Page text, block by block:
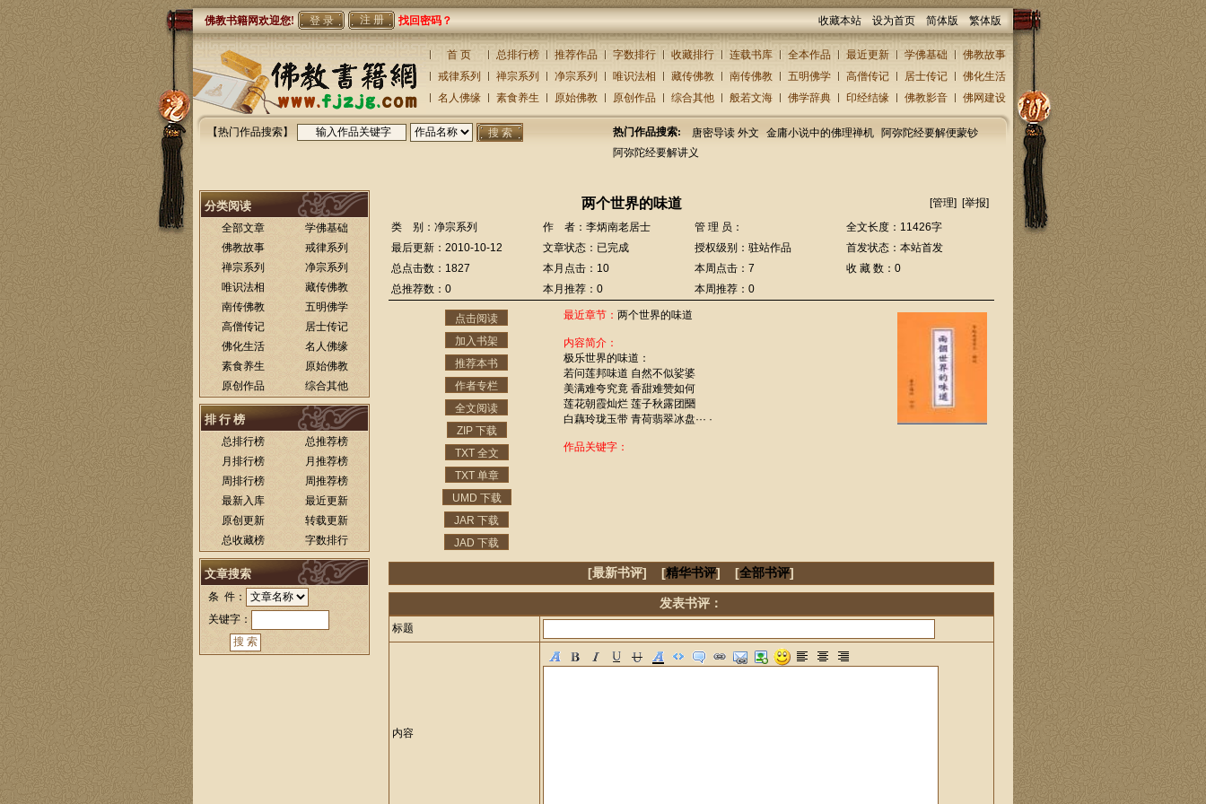
佛教书籍网欢迎您! 注 册 找回密码？ 收藏本站 设为首页 简体版 繁体版
首 页 总排行榜 推荐作品 字数排行 收藏排行 连载书库 全本作品 最近更新 学佛基础
佛教故事
戒律系列
禅宗系列 净宗系列 唯识法相 藏传佛教 南传佛教 五明佛学 高僧传记 居士传记
佛化生活
名人佛缘
素食养生 原始佛教 原创作品 综合其他 般若文海 佛学辞典 印经结缘 佛教影音 佛网建设
【热门作品搜索】 热门作品搜索: 唐密导读 外文 金庸小说中的佛理禅机
阿弥陀经要解便蒙钞
阿弥陀经要解讲义
分类阅读
全部文章
学佛基础
佛教故事
戒律系列
禅宗系列
净宗系列
唯识法相
藏传佛教
南传佛教
五明佛学
高僧传记
居士传记
佛化生活
名人佛缘
素食养生
原始佛教
原创作品
综合其他
排 行 榜
总排行榜
总推荐榜
月排行榜
月推荐榜
周排行榜
周推荐榜
最新入库
最近更新
原创更新
转载更新
总收藏榜
字数排行
文章搜索
条 件：
关键字：
两个世界的味道 [管理] [举报]
类 别：净宗系列
作 者：李炳南老居士 管 理 员：
全文长度：11426字
最后更新：2010-10-12
文章状态：已完成 授权级别：驻站作品
首发状态：本站首发
总点击数：1827
本月点击：10 本周点击：7
收 藏 数：0
总推荐数：0
本月推荐：0 本周推荐：0
点击阅读
加入书架
推荐本书
作者专栏
全文阅读
ZIP 下载
TXT 全文
TXT 单章
UMD 下载
JAR 下载
JAD 下载
最近章节： 两个世界的味道
内容简介：
极乐世界的味道：
若问莲邦味道 自然不似娑婆
美满难夸究竟 香甜难赞如何
莲花朝霞灿烂 莲子秋露团圞
白藕玲珑玉带 青荷翡翠冰盘··· ·
作品关键字：
[最新书评] [精华书评] [全部书评]
发表书评：
标题
内容